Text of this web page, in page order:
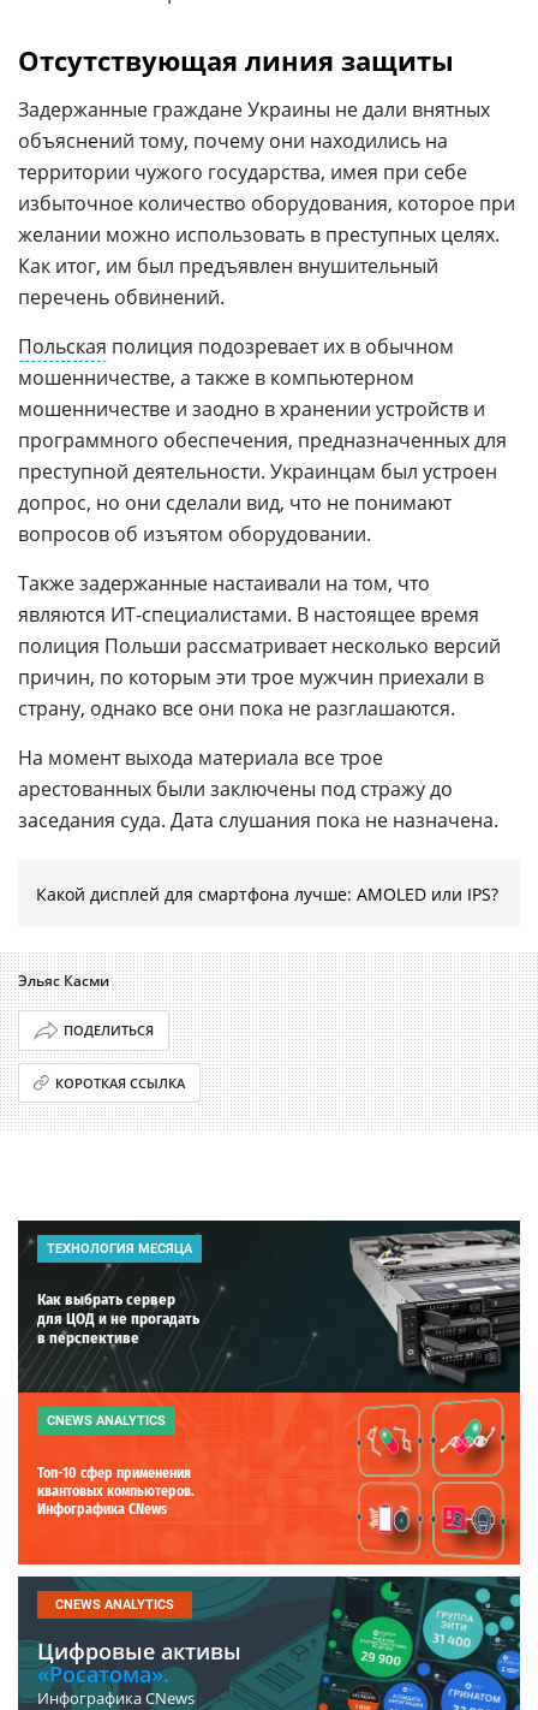
Отсутствующая линия защиты
Задержанные граждане Украины не дали внятных
объяснений тому, почему они находились на
территории чужого государства, имея при себе
избыточное количество оборудования, которое при
желании можно использовать в преступных целях.
Как итог, им был предъявлен внушительный
перечень обвинений.
Польская полиция подозревает их в обычном
мошенничестве, а также в компьютерном
мошенничестве и заодно в хранении устройств и
программного обеспечения, предназначенных для
преступной деятельности. Украинцам был устроен
допрос, но они сделали вид, что не понимают
вопросов об изъятом оборудовании.
Также задержанные настаивали на том, что
являются ИT-специалистами. В настоящее время
полиция Польши рассматривает несколько версий
причин, по которым эти трое мужчин приехали в
страну, однако все они пока не разглашаются.
На момент выхода материала все трое
арестованных были заключены под стражу до
заседания суда. Дата слушания пока не назначена.
Какой дисплей для смартфона лучше: AMOLED или IPS?
Эльяс Касми
ПОДЕЛИТЬСЯ
КОРОТКАЯ ССЫЛКА
ТЕХНОЛОГИЯ МЕСЯЦА
Как выбрать сервер
для ЦОД и не прогадать
в перспективе
CNEWS ANALYTICS
Топ-10 сфер применения
квантовых компьютеров.
Инфографика CNews
CNEWS ANALYTICS
Цифровые активы
«Росатома».
Инфографика CNews